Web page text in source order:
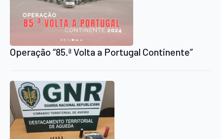
Operação “85.ª Volta a Portugal Continente”